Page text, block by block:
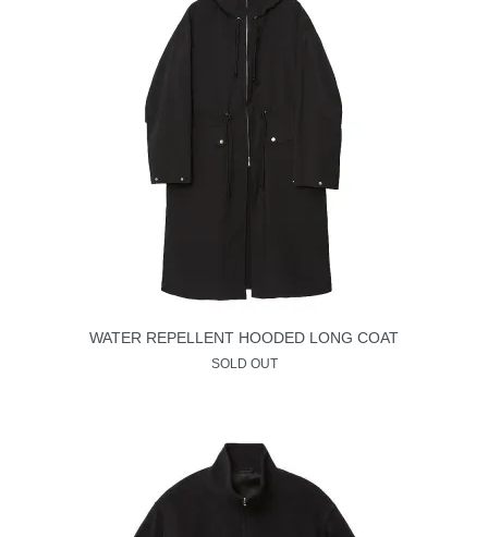
WATER REPELLENT HOODED LONG COAT
SOLD OUT